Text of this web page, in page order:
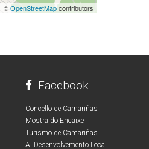
| ©OpenStreetMapcontributors
Facebook
Concello de Camariñas
Mostra do Encaixe
Turismo de Camariñas
A. Desenvolvemento Local